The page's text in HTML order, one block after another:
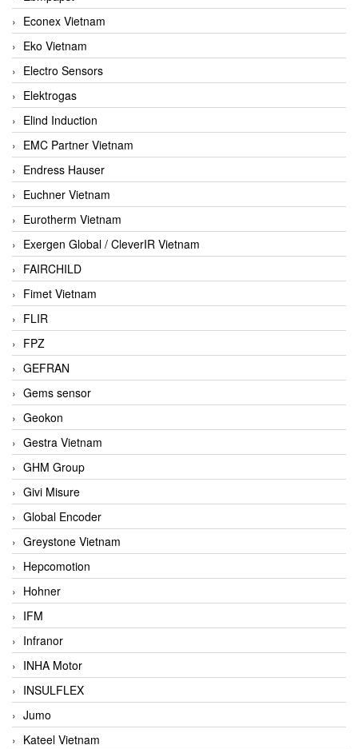
Econex Vietnam
Eko Vietnam
Electro Sensors
Elektrogas
Elind Induction
EMC Partner Vietnam
Endress Hauser
Euchner Vietnam
Eurotherm Vietnam
Exergen Global / CleverIR Vietnam
FAIRCHILD
Fimet Vietnam
FLIR
FPZ
GEFRAN
Gems sensor
Geokon
Gestra Vietnam
GHM Group
Givi Misure
Global Encoder
Greystone Vietnam
Hepcomotion
Hohner
IFM
Infranor
INHA Motor
INSULFLEX
Jumo
Kateel Vietnam